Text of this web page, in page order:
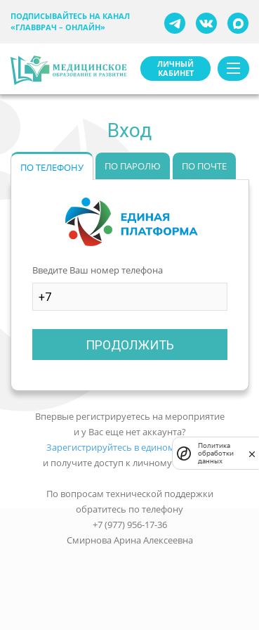
ПОДПИСЫВАЙТЕСЬ НА КАНАЛ
«ГЛАВВРАЧ – ОНЛАЙН»
ЛИЧНЫЙ
КАБИНЕТ
Вход
ПО ТЕЛЕФОНУ ПО ПАРОЛЮ ПО ПОЧТЕ
Введите Ваш номер телефона
ПРОДОЛЖИТЬ
Впервые регистрируетесь на мероприятие
и у Вас еще нет аккаунта?
Зарегистрируйтесь в едином портале
и получите доступ к личному кабинету.
По вопросам технической поддержки
обратитесь по телефону
+7 (977) 956-17-36
Смирнова Арина Алексеевна
Политика
обработки
данных